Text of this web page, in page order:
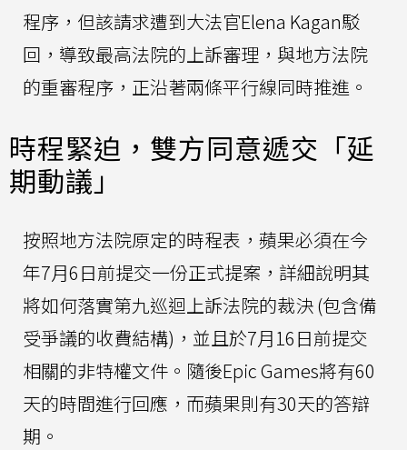
程序，但該請求遭到大法官Elena Kagan駁
回，導致最高法院的上訴審理，與地方法院
的重審程序，正沿著兩條平行線同時推進。
時程緊迫，雙方同意遞交「延
期動議」
按照地方法院原定的時程表，蘋果必須在今
年7月6日前提交一份正式提案，詳細說明其
將如何落實第九巡迴上訴法院的裁決 (包含備
受爭議的收費結構)，並且於7月16日前提交
相關的非特權文件。隨後Epic Games將有60
天的時間進行回應，而蘋果則有30天的答辯
期。